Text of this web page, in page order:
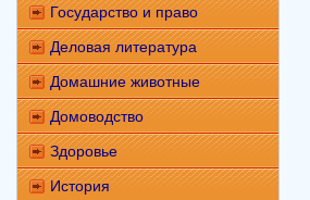
Государство и право
Деловая литература
Домашние животные
Домоводство
Здоровье
История